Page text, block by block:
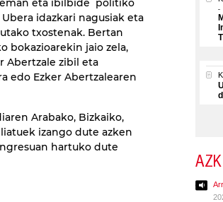
eta ibilbide politiko
idazkari nagusiak eta
txostenak. Bertan
bokazioarekin jaio zela,
Abertzale zibil eta
edo Ezker Abertzalearen
Arabako, Bizkaiko,
izango dute azken
hartuko dute